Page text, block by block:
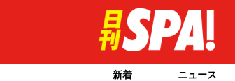
新着 ニュース